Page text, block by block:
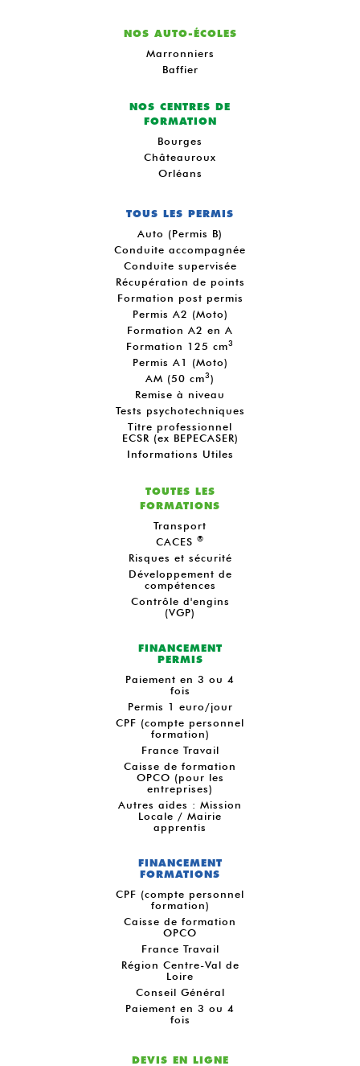
NOS AUTO-ÉCOLES
Marronniers
Baffier
NOS CENTRES DE
FORMATION
Bourges
Châteauroux
Orléans
TOUS LES PERMIS
Auto (Permis B)
Conduite accompagnée
Conduite supervisée
Récupération de points
Formation post permis
Permis A2 (Moto)
Formation A2 en A
Formation 125 cm3
Permis A1 (Moto)
AM (50 cm3)
Remise à niveau
Tests psychotechniques
Titre professionnel
ECSR (ex BEPECASER)
Informations Utiles
TOUTES LES
FORMATIONS
Transport
CACES ®
Risques et sécurité
Développement de
compétences
Contrôle d'engins
(VGP)
FINANCEMENT
PERMIS
Paiement en 3 ou 4
fois
Permis 1 euro/jour
CPF (compte personnel
formation)
France Travail
Caisse de formation
OPCO (pour les
entreprises)
Autres aides : Mission
Locale / Mairie
apprentis
FINANCEMENT
FORMATIONS
CPF (compte personnel
formation)
Caisse de formation
OPCO
France Travail
Région Centre-Val de
Loire
Conseil Général
Paiement en 3 ou 4
fois
DEVIS EN LIGNE